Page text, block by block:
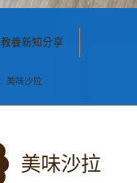
教養新知分享
美味沙拉
美味沙拉